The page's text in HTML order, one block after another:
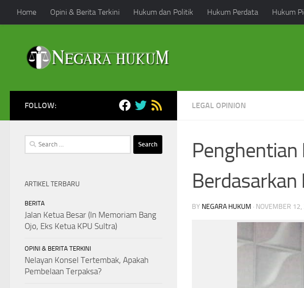
Skip to content
Home Opini & Berita Terkini Hukum dan Politik Hukum Perdata Hukum
LEGAL OPINION
Penghentian
Berdasarkan
BY NEGARA HUKUM · NOVEMBER
FOLLOW:
Search
for:
ARTIKEL TERBARU
BERITA
Jalan Ketua Besar (In Memoriam Bang
Ojo, Eks Ketua KPU Sultra)
OPINI & BERITA TERKINI
Nelayan Konsel Tertembak, Apakah
Pembelaan Terpaksa?